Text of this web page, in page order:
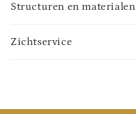
Structuren en materialen
Zichtservice